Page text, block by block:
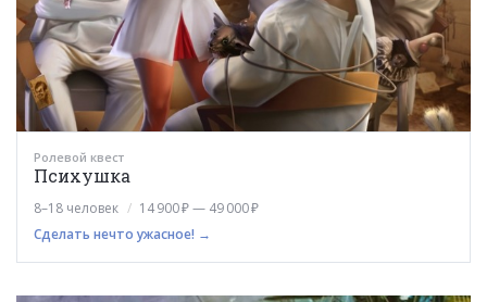
Ролевой квест
Психушка
8–18 человек
14 900 ₽ — 49 000 ₽
Сделать нечто ужасное! →